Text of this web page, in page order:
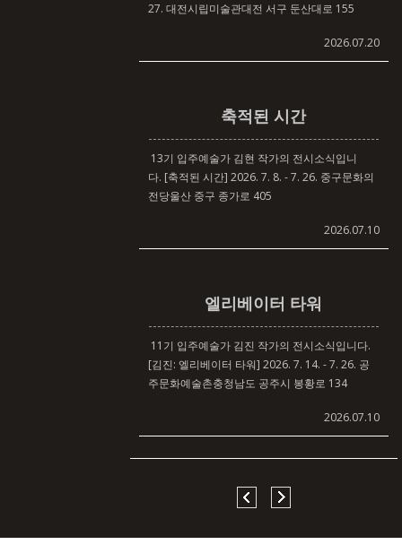
27. 대전시립미술관대전 서구 둔산대로 155
2026.07.20
축적된 시간
13기 입주예술가 김현 작가의 전시소식입니
다. [축적된 시간] 2026. 7. 8. - 7. 26. 중구문화의
전당울산 중구 종가로 405
2026.07.10
엘리베이터 타워
11기 입주예술가 김진 작가의 전시소식입니다.
[김진: 엘리베이터 타워] 2026. 7. 14. - 7. 26. 공
주문화예술촌충청남도 공주시 봉황로 134
2026.07.10
선 너머 선